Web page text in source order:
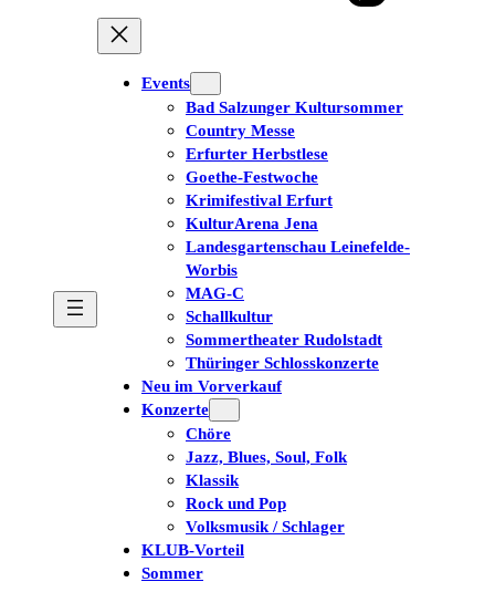
Events
Bad Salzunger Kultursommer
Country Messe
Erfurter Herbstlese
Goethe-Festwoche
Krimifestival Erfurt
KulturArena Jena
Landesgartenschau Leinefelde-
Worbis
MAG-C
Schallkultur
Sommertheater Rudolstadt
Thüringer Schlosskonzerte
Neu im Vorverkauf
Konzerte
Chöre
Jazz, Blues, Soul, Folk
Klassik
Rock und Pop
Volksmusik / Schlager
KLUB-Vorteil
Sommer